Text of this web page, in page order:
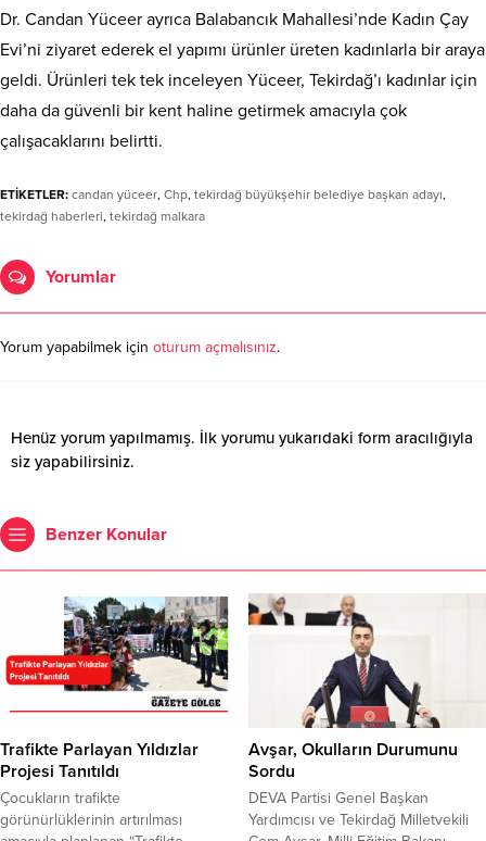
Dr. Candan Yüceer ayrıca Balabancık Mahallesi’nde Kadın Çay
Evi’ni ziyaret ederek el yapımı ürünler üreten kadınlarla bir araya
geldi. Ürünleri tek tek inceleyen Yüceer, Tekirdağ’ı kadınlar için
daha da güvenli bir kent haline getirmek amacıyla çok
çalışacaklarını belirtti.
ETİKETLER: candan yüceer, Chp, tekirdağ büyükşehir belediye başkan adayı,
tekirdağ haberleri, tekirdağ malkara
Yorumlar
Yorum yapabilmek için oturum açmalısınız.
Henüz yorum yapılmamış. İlk yorumu yukarıdaki form aracılığıyla
siz yapabilirsiniz.
Benzer Konular
Trafikte Parlayan Yıldızlar
Projesi Tanıtıldı
Çocukların trafikte
görünürlüklerinin artırılması
Avşar, Okulların Durumunu
Sordu
DEVA Partisi Genel Başkan
Yardımcısı ve Tekirdağ Milletvekili